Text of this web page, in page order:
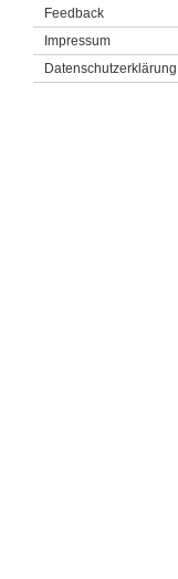
Feedback
Impressum
Datenschutzerklärung